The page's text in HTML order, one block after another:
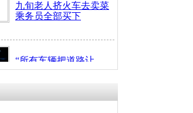
九旬老人挤火车去卖菜
乘务员全部买下
“所有车辆把道路让
开！”儿童突发疾病交